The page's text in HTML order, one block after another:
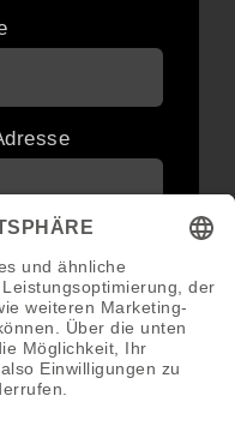
möglich.